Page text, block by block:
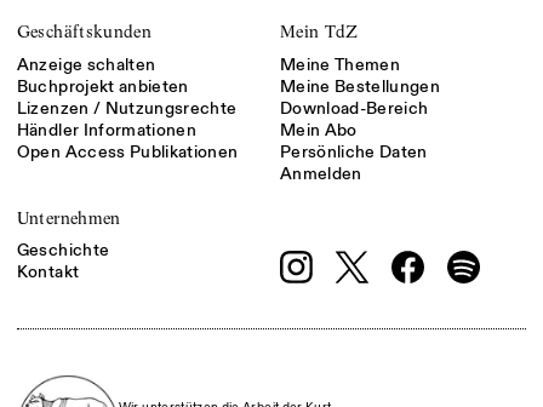
Geschäftskunden
Anzeige schalten
Buchprojekt anbieten
Lizenzen / Nutzungsrechte
Händler Informationen
Open Access Publikationen
Mein TdZ
Meine Themen
Meine Bestellungen
Download-Bereich
Mein Abo
Persönliche Daten
Anmelden
Unternehmen
Geschichte
Kontakt